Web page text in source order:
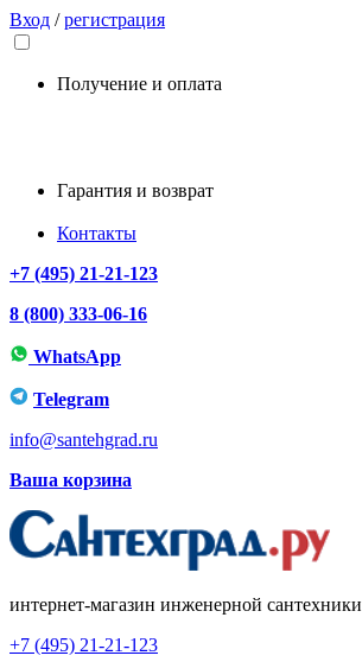
Вход /регистрация
Получение и оплата
Гарантия и возврат
Контакты
+7 (495) 21-21-123
8 (800) 333-06-16
WhatsApp
Telegram
info@santehgrad.ru
Ваша корзина
интернет-магазин инженерной сантехники
+7 (495) 21-21-123